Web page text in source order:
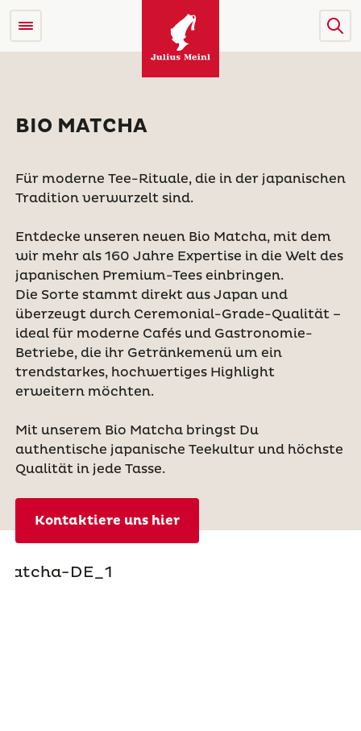
BIO MATCHA
Für moderne Tee-Rituale, die in der japanischen
Tradition verwurzelt sind.
Entdecke unseren neuen Bio Matcha, mit dem
wir mehr als 160 Jahre Expertise in die Welt des
japanischen Premium-Tees einbringen.
Die Sorte stammt direkt aus Japan und
überzeugt durch Ceremonial-Grade-Qualität –
ideal für moderne Cafés und Gastronomie-
Betriebe, die ihr Getränkemenü um ein
trendstarkes, hochwertiges Highlight
erweitern möchten.
Mit unserem Bio Matcha bringst Du
authentische japanische Teekultur und höchste
Qualität in jede Tasse.
Kontaktiere uns hier